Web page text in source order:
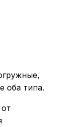
оба типа.